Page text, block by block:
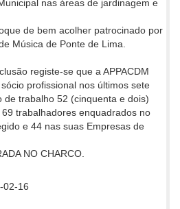
nas áreas de jardinagem e
de bem acolher patrocinado por
Música de Ponte de Lima.
registe-se que a APPACDM
profissional nos últimos sete
de trabalho 52 (cinquenta e dois)
trabalhadores enquadrados no
e 44 nas suas Empresas de
NO CHARCO.
02-16